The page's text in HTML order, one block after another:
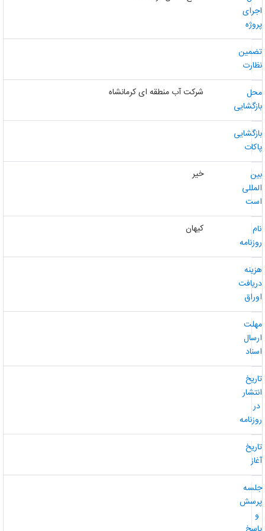
شرکت آب منطقه ای کرمانشاه
خیر
کیهان